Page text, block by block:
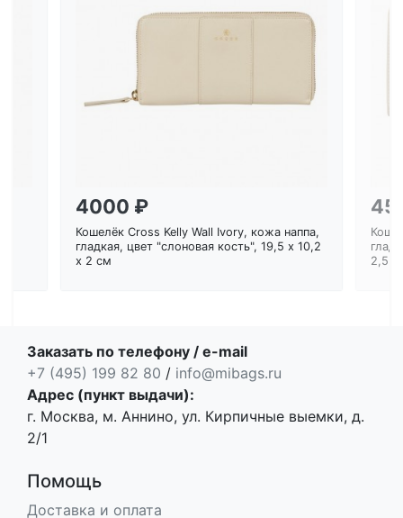
4000 ₽
Кошелёк Cross Kelly Wall Ivory, кожа наппа,
гладкая, цвет "слоновая кость", 19,5 x 10,2
x 2 см
2,5
Заказать по телефону / e-mail
+7 (495) 199 82 80 / info@mibags.ru
Адрес (пункт выдачи):
г. Москва, м. Аннино, ул. Кирпичные выемки, д.
2/1
Помощь
Доставка и оплата